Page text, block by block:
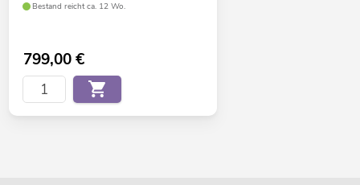
Bestand reicht ca. 12 Wo.
799,00€